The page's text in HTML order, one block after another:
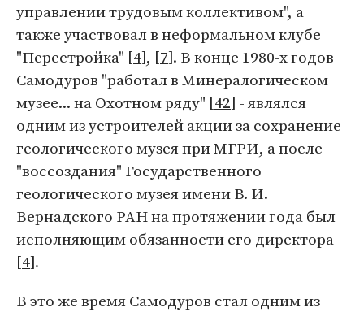
управлении трудовым коллективом", а
также участвовал в неформальном клубе
"Перестройка" [4], [7]. В конце 1980-х годов
Самодуров "работал в Минералогическом
музее... на Охотном ряду" [42] - являлся
одним из устроителей акции за сохранение
геологического музея при МГРИ, а после
"воссоздания" Государственного
геологического музея имени В. И.
Вернадского РАН на протяжении года был
исполняющим обязанности его директора
[4].
В это же время Самодуров стал одним из